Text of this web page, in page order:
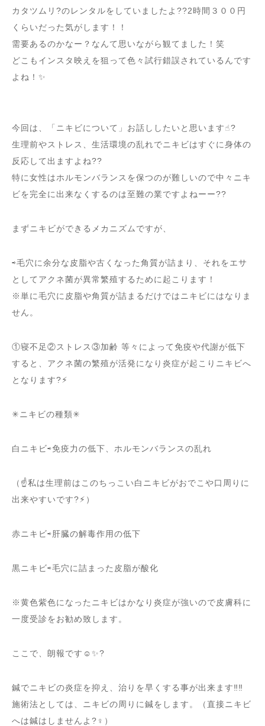
カタツムリ?のレンタルをしていましたよ??2時間３００円
くらいだった気がします！！
需要あるのかなー？なんて思いながら観てました！笑
どこもインスタ映えを狙って色々試行錯誤されているんです
よね！✨
今回は、「ニキビについて」お話ししたいと思います☝︎?
生理前やストレス、生活環境の乱れでニキビはすぐに身体の
反応して出ますよね??
特に女性はホルモンバランスを保つのが難しいので中々ニキ
ビを完全に出来なくするのは至難の業ですよねーー??
まずニキビができるメカニズムですが、
⇨毛穴に余分な皮脂や古くなった角質が詰まり、それをエサ
としてアクネ菌が異常繁殖するために起こります！
※単に毛穴に皮脂や角質が詰まるだけではニキビにはなりま
せん。
①寝不足②ストレス③加齢 等々によって免疫や代謝が低下
すると、アクネ菌の繁殖が活発になり炎症が起こりニキビへ
となります?⚡︎
✳︎ニキビの種類✳︎
白ニキビ⇨免疫力の低下、ホルモンバランスの乱れ
（☝️私は生理前はこのちっこい白ニキビがおでこや口周りに
出来やすいです?⚡︎）
赤ニキビ⇨肝臓の解毒作用の低下
黒ニキビ⇨毛穴に詰まった皮脂が酸化
※黄色紫色になったニキビはかなり炎症が強いので皮膚科に
一度受診をお勧め致します。
ここで、朗報です☺️✨?
鍼でニキビの炎症を抑え、治りを早くする事が出来ます‼️‼️
施術法としては、ニキビの周りに鍼をします。（直接ニキビ
へは鍼はしませんよ?‍♀️）